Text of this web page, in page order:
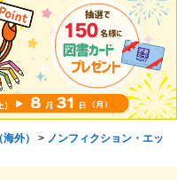
外） > ノンフィクション・エッ